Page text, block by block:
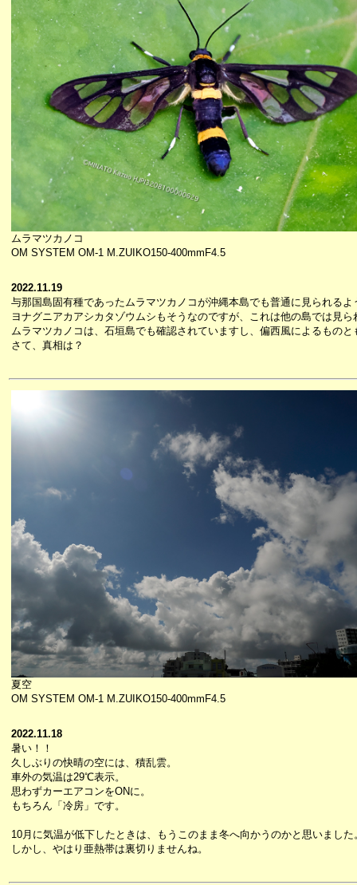
ムラマツカノコ
OM SYSTEM OM-1 M.ZUIKO150-400mmF4.5
2022.11.19
与那国島固有種であったムラマツカノコが沖縄本島でも普通に見られるよ
ヨナグニアカアシカタゾウムシもそうなのですが、これは他の島では見
ムラマツカノコは、石垣島でも確認されていますし、偏西風によるものと
さて、真相は？
夏空
OM SYSTEM OM-1 M.ZUIKO150-400mmF4.5
2022.11.18
暑い！！
久しぶりの快晴の空には、積乱雲。
車外の気温は29℃表示。
思わずカーエアコンをONに。
もちろん「冷房」です。
10月に気温が低下したときは、もうこのまま冬へ向かうのかと思いました
しかし、やはり亜熱帯は裏切りませんね。